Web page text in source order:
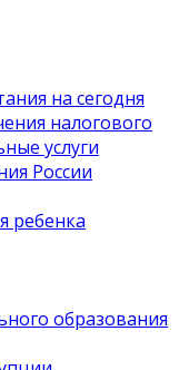
на сегодня
налогового
услуги
России
ребенка
образования